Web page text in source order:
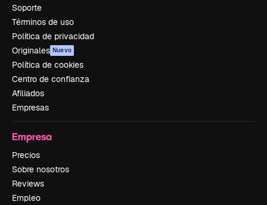
Soporte
Términos de uso
Política de privacidad
Originales Nuevo
Política de cookies
Centro de confianza
Afiliados
Empresas
Empresa
Precios
Sobre nosotros
Reviews
Empleo